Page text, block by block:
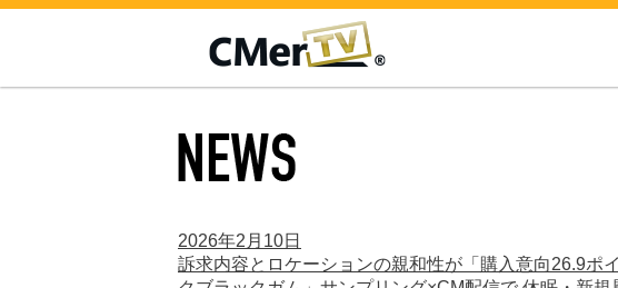
CMerTV
2026年2月10日
訴求内容とロケーションの親和性が「購入意向26.9ポ